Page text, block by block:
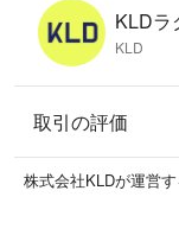
たものとなります。
ご理解ご了承の上ご検
KLDラ
KLD
取引の評価
株式会社KLDが運営